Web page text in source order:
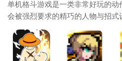
单机格斗游戏是一类非常好玩的动
会被强烈要求的精巧的人物与招
则，一般来说这类游戏操作和技能
大家提供了人物技能酷炫真实格斗